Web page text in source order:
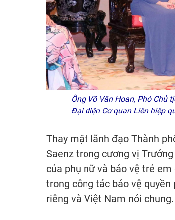
Ông Võ Văn Hoan, Phó Chủ
Đại diện Cơ quan Liên hiệp
Thay mặt lãnh đạo Thành
Saenz trong cương vị
của phụ nữ và bảo vệ trẻ
trong công tác bảo vệ
riêng và Việt Nam nói chung.